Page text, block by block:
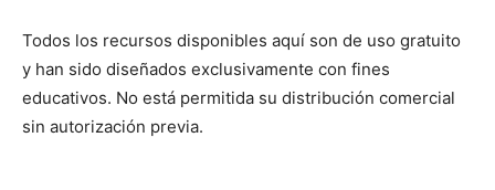
Todos los recursos disponibles aquí son de uso gratuito
y han sido diseñados exclusivamente con fines
educativos. No está permitida su distribución comercial
sin autorización previa.